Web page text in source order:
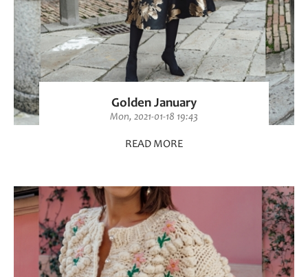
Golden January
Mon, 2021-01-18 19:43
READ MORE